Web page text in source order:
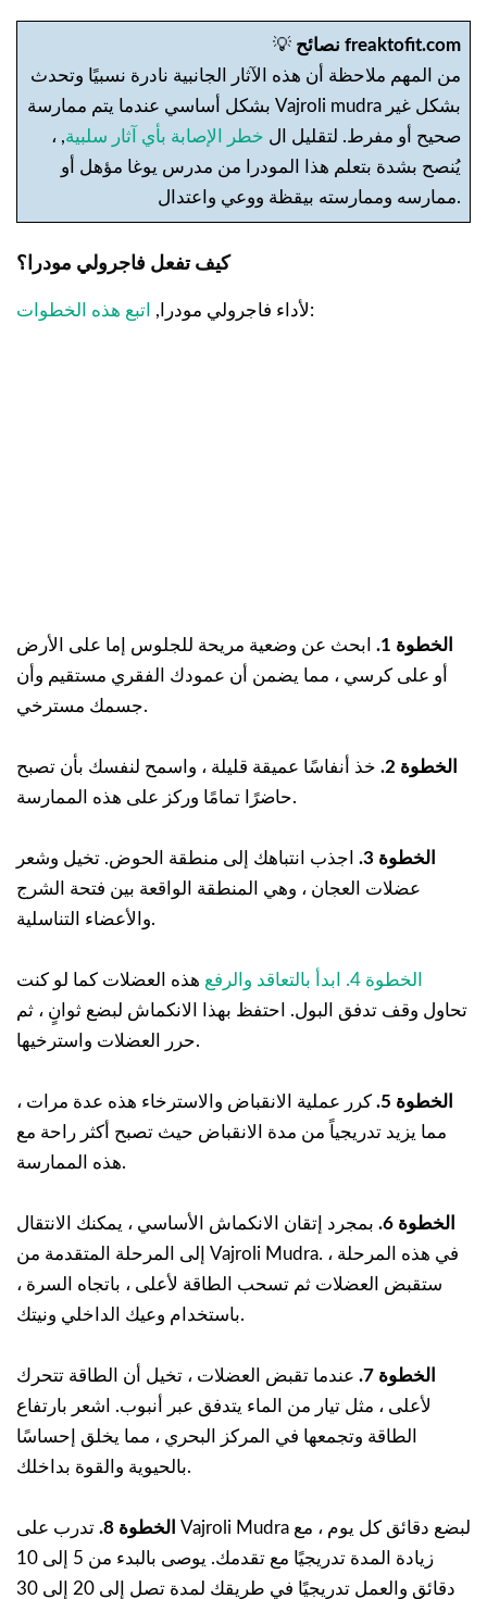
💡
نصائح freaktofit.com
من المهم ملاحظة أن هذه الآثار الجانبية نادرة نسبيًا وتحدث
بشكل أساسي عندما يتم ممارسة Vajroli mudra بشكل غير
صحيح أو مفرط. لتقليل ال خطر الإصابة بأي آثار سلبية, ،
يُنصح بشدة بتعلم هذا المودرا من مدرس يوغا مؤهل أو
ممارسه وممارسته بيقظة ووعي واعتدال.
كيف تفعل فاجرولي مودرا؟
لأداء فاجرولي مودرا, اتبع هذه الخطوات :
الخطوة 1.
ابحث عن وضعية مريحة للجلوس إما على الأرض
أو على كرسي ، مما يضمن أن عمودك الفقري مستقيم وأن
جسمك مسترخي.
الخطوة 2.
خذ أنفاسًا عميقة قليلة ، واسمح لنفسك بأن تصبح
حاضرًا تمامًا وركز على هذه الممارسة.
الخطوة 3.
اجذب انتباهك إلى منطقة الحوض. تخيل وشعر
عضلات العجان ، وهي المنطقة الواقعة بين فتحة الشرج
والأعضاء التناسلية.
الخطوة 4. ابدأ بالتعاقد والرفع
هذه العضلات كما لو كنت
تحاول وقف تدفق البول. احتفظ بهذا الانكماش لبضع ثوانٍ ، ثم
حرر العضلات واسترخيها.
الخطوة 5.
كرر عملية الانقباض والاسترخاء هذه عدة مرات ،
مما يزيد تدريجياً من مدة الانقباض حيث تصبح أكثر راحة مع
هذه الممارسة.
الخطوة 6.
بمجرد إتقان الانكماش الأساسي ، يمكنك الانتقال
إلى المرحلة المتقدمة من Vajroli Mudra. في هذه المرحلة ،
ستقبض العضلات ثم تسحب الطاقة لأعلى ، باتجاه السرة ،
باستخدام وعيك الداخلي ونيتك.
الخطوة 7.
عندما تقبض العضلات ، تخيل أن الطاقة تتحرك
لأعلى ، مثل تيار من الماء يتدفق عبر أنبوب. اشعر بارتفاع
الطاقة وتجمعها في المركز البحري ، مما يخلق إحساسًا
بالحيوية والقوة بداخلك.
الخطوة 8.
تدرب على Vajroli Mudra لبضع دقائق كل يوم ، مع
زيادة المدة تدريجيًا مع تقدمك. يوصى بالبدء من 5 إلى 10
دقائق والعمل تدريجيًا في طريقك لمدة تصل إلى 20 إلى 30